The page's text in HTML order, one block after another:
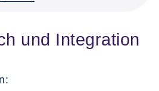
und Integration